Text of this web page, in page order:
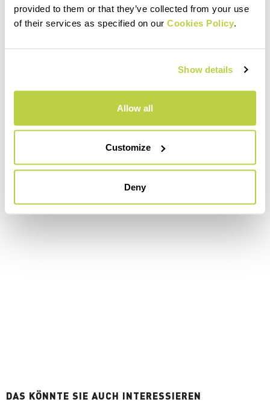
provided to them or that they’ve collected from your use
of their services as specified on our Cookies Policy
Show details
Allow all
Customize
Deny
DAS KÖNNTE SIE AUCH INTERESSIEREN